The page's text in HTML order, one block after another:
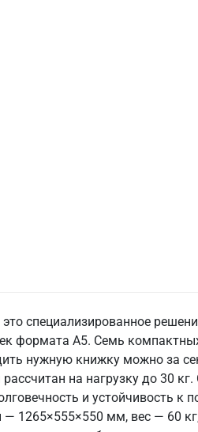
специализированное
формата А5. Семь
нужную книжку можно за
на нагрузку до 30
и
1265×555×550 мм, вес — 60